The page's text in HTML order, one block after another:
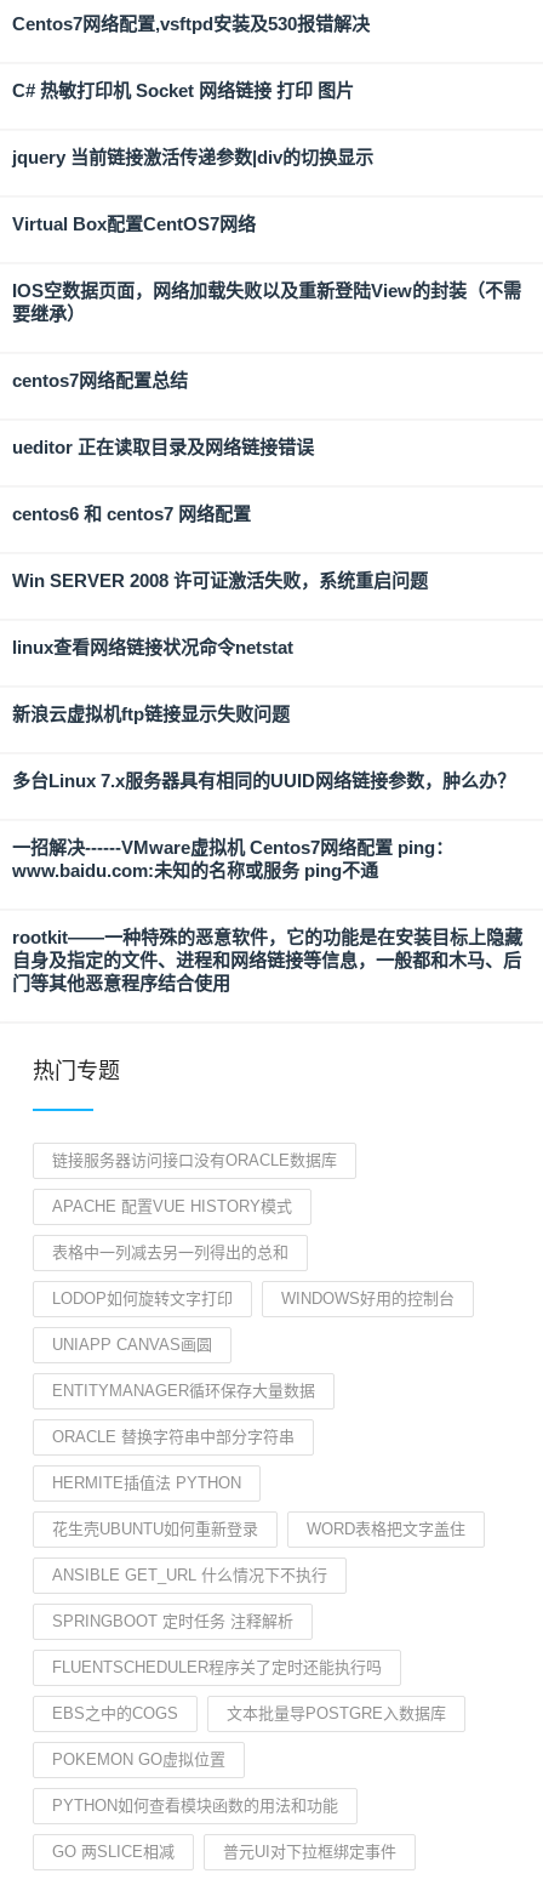
Centos7网络配置,vsftpd安装及530报错解决
C# 热敏打印机 Socket 网络链接 打印 图片
jquery 当前链接激活传递参数|div的切换显示
Virtual Box配置CentOS7网络
IOS空数据页面，网络加载失败以及重新登陆View的封装（不需
要继承）
centos7网络配置总结
ueditor 正在读取目录及网络链接错误
centos6 和 centos7 网络配置
Win SERVER 2008 许可证激活失败，系统重启问题
linux查看网络链接状况命令netstat
新浪云虚拟机ftp链接显示失败问题
多台Linux 7.x服务器具有相同的UUID网络链接参数，肿么办？
一招解决------VMware虚拟机 Centos7网络配置 ping：
www.baidu.com:未知的名称或服务 ping不通
rootkit——一种特殊的恶意软件，它的功能是在安装目标上隐藏
自身及指定的文件、进程和网络链接等信息，一般都和木马、后
门等其他恶意程序结合使用
热门专题
链接服务器访问接口没有ORACLE数据库
APACHE 配置VUE HISTORY模式
表格中一列减去另一列得出的总和
LODOP如何旋转文字打印 WINDOWS好用的控制台
UNIAPP CANVAS画圆
ENTITYMANAGER循环保存大量数据
ORACLE 替换字符串中部分字符串
HERMITE插值法 PYTHON
花生壳UBUNTU如何重新登录 WORD表格把文字盖住
ANSIBLE GET_URL 什么情况下不执行
SPRINGBOOT 定时任务 注释解析
FLUENTSCHEDULER程序关了定时还能执行吗
EBS之中的COGS 文本批量导POSTGRE入数据库
POKEMON GO虚拟位置
PYTHON如何查看模块函数的用法和功能
GO 两SLICE相减 普元UI对下拉框绑定事件